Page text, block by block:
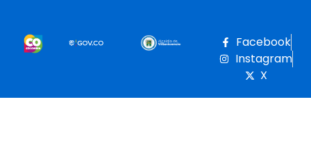
Facebook
Instagram
X